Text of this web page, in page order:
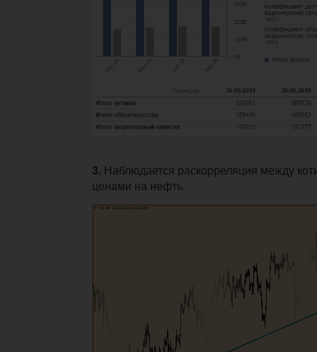
3. Наблюдается раскорреляция между
ценами на нефть.